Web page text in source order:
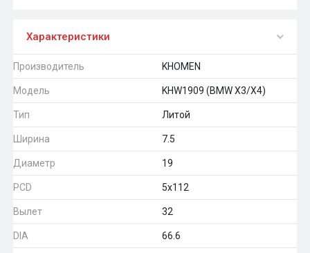
Характеристики
Производитель KHOMEN
Модель KHW1909 (BMW X3/X4)
Тип Литой
Ширина 7.5
Диаметр 19
PCD 5x112
Вылет 32
DIA 66.6